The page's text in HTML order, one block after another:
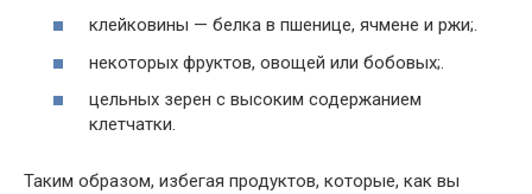
клейковины — белка в пшенице, ячмене и ржи;.
некоторых фруктов, овощей или бобовых;.
цельных зерен с высоким содержанием
клетчатки.
Таким образом, избегая продуктов, которые, как вы